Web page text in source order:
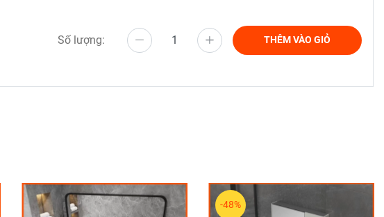
Số lượng: THÊM VÀO GIỎ
-48%